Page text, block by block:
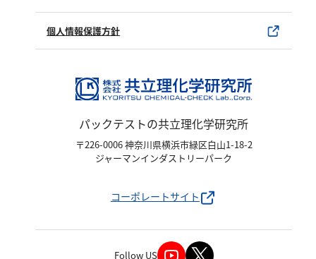
水銀使用製品について
該非判定書について
製品カタログ
個人情報保護方針
パックテストの共立理化学研究所
〒226-0006 神奈川県横浜市緑区白山1-18-2
ジャーマンインダストリーパーク
コーポレートサイト
Follow US
ホルムアルデヒド